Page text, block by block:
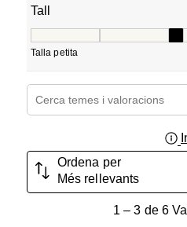
Tall
Talla petita
Cerca temes i valoracions
Ordena per
Més rellevants
1 – 3 de 6